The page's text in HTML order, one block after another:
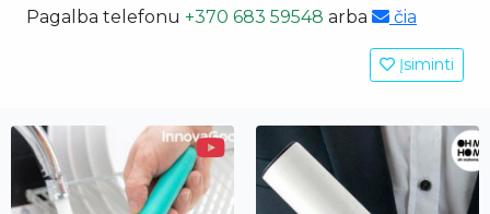
Pagalba telefonu +370 683 59548 arba čia
Įsiminti